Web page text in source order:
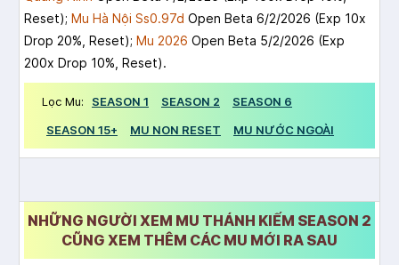
Reset); Mu Hà Nội Ss0.97d Open Beta 6/2/2026 (Exp 10x
Drop 20%, Reset); Mu 2026 Open Beta 5/2/2026 (Exp
200x Drop 10%, Reset).
Lọc Mu: SEASON 1 SEASON 2
SEASON 6
SEASON 15+
MU NON RESET MU NƯỚC NGOÀI
NHỮNG NGƯỜI XEM MU THÁNH KIẾM SEASON 2
CŨNG XEM THÊM CÁC MU MỚI RA SAU